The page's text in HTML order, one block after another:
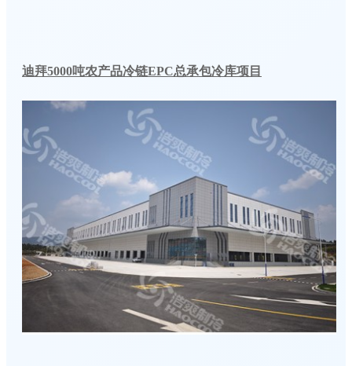
迪拜5000吨农产品冷链EPC总承包冷库项目